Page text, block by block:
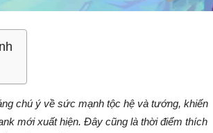
chú ý về sức mạnh tộc hệ và tướng, khiến
mới xuất hiện. Đây cũng là thời điểm thích